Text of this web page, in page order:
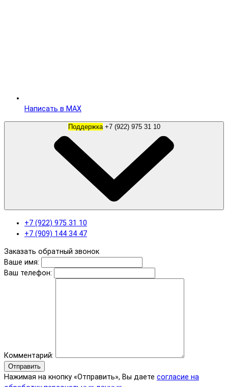
Написать в MAX
Поддержка +7 (922) 975 31 10
+7 (922) 975 31 10
+7 (909) 144 34 47
Заказать обратный звонок
Ваше имя:
Ваш телефон:
Комментарий:
Отправить
Нажимая на кнопку «Отправить», Вы даете согласие на